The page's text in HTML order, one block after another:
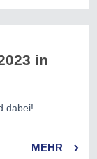
in
dabei!
MEHR